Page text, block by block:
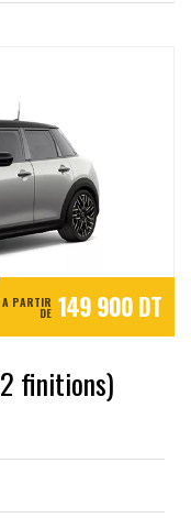
A PARTIR
DE 149 900 DT
finitions)